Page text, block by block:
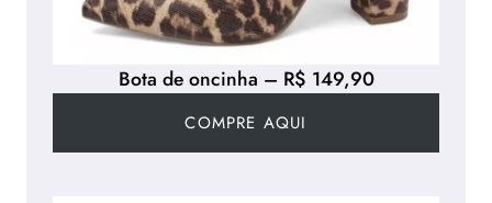
Bota de oncinha – R$ 149,90
COMPRE AQUI